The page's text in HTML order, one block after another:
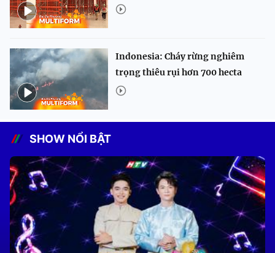
Indonesia: Cháy rừng nghiêm
trọng thiêu rụi hơn 700 hecta
SHOW NỔI BẬT